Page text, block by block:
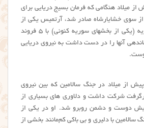
در سال ۴۸۴ پیش از میلاد هنگامی که فرمان بسیج دریایی برای
سوی خشایارشاه صادر شد، آرتمیس یکی از
فرمانروایان سرزمین کاریه (یکی از بخشهای سوریه کنونی) با ۵ فروند
آنها را در دست داشت به نیروی دریایی
آرتمیس در سال ۴۸۰ پیش از میلاد در جنگ سالامین که بین نیروی
شرکت داشت و دلاوری های بسیاری از
دوست و دشمن روبرو شد. او در یکی از
سالامین با دلیری و بی باکی کم‌مانند بخشی از